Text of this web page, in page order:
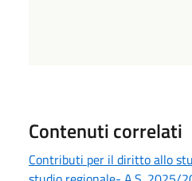
Contenuti correlati
Contributi per il diritto allo